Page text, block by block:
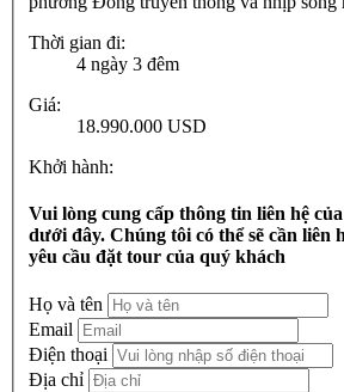
Thời gian đi:
4 ngày 3 đêm
Giá:
18.990.000 USD
Khởi hành:
Vui lòng cung cấp thông tin liên hệ
dưới đây. Chúng tôi có thể sẽ cần liên
yêu cầu đặt tour của quý khách
Họ và tên
Email
Điện thoại
Địa chỉ